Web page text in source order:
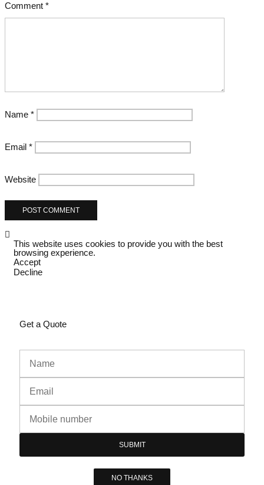
Comment *
Name *
Email *
Website
This website uses cookies to provide you with the best
browsing experience.
Accept
Decline
Get a Quote
SUBMIT
NO THANKS